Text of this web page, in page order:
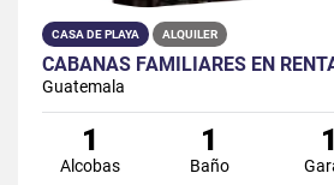
CASA DE PLAYA ALQUILER
CABAÑAS FAMILIARES EN
Guatemala
1
Alcobas
1
Baño
1